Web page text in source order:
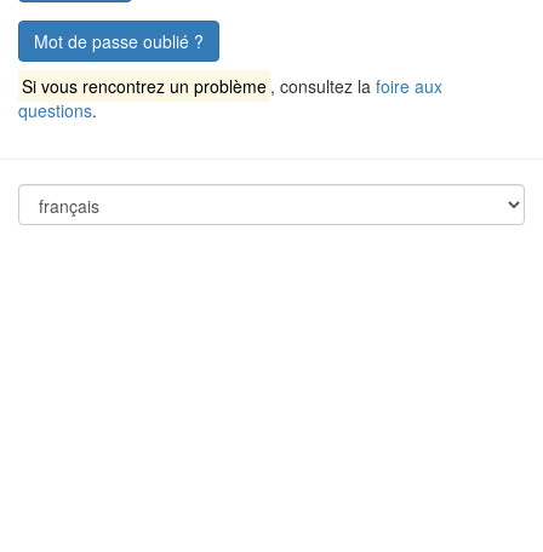
Mot de passe oublié ?
Si vous rencontrez un problème , consultez la foire aux
questions.